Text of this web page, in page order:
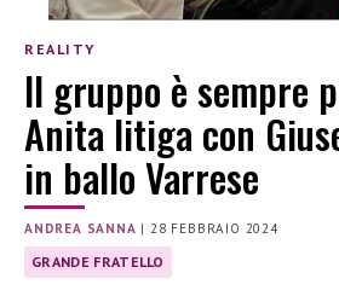
REALITY
Il gruppo è sempre
Anita litiga con
in ballo Varrese
ANDREA SANNA |28 FEBBRAIO 2024
GRANDE FRATELLO